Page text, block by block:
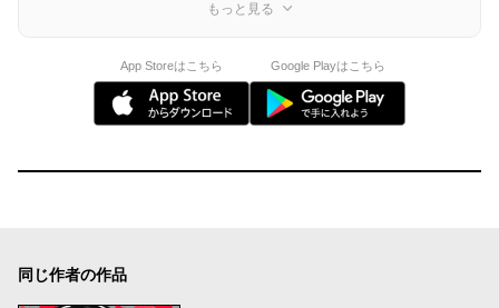
もっと見る
App Storeはこちら Google Playはこちら
同じ作者の作品